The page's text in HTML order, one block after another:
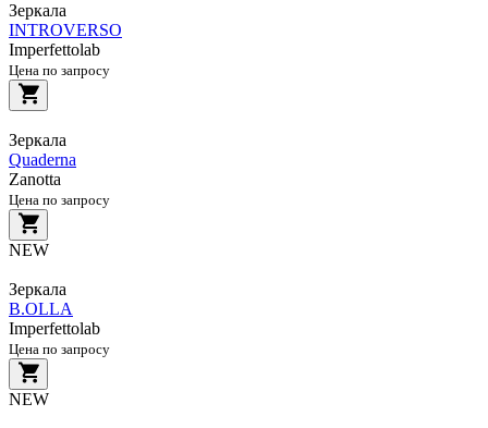
Зеркала
INTROVERSO
Imperfettolab
Цена по запросу
Зеркала
Quaderna
Zanotta
Цена по запросу
NEW
Зеркала
B.OLLA
Imperfettolab
Цена по запросу
NEW